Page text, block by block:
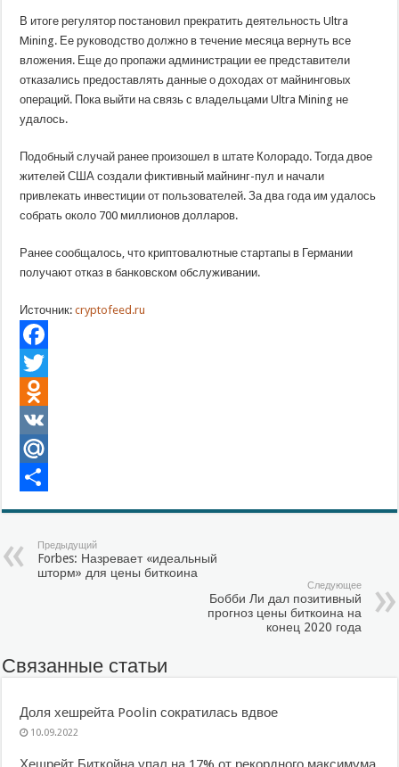
В итоге регулятор постановил прекратить деятельность Ultra
Mining. Ее руководство должно в течение месяца вернуть все
вложения. Еще до пропажи администрации ее представители
отказались предоставлять данные о доходах от майнинговых
операций. Пока выйти на связь с владельцами Ultra Mining не
удалось.
Подобный случай ранее произошел в штате Колорадо. Тогда двое
жителей США создали фиктивный майнинг-пул и начали
привлекать инвестиции от пользователей. За два года им удалось
собрать около 700 миллионов долларов.
Ранее сообщалось, что криптовалютные стартапы в Германии
получают отказ в банковском обслуживании.
Источник: cryptofeed.ru
Facebook
Twitter
Odnoklassniki
VK
Mail.Ru
Предыдущий
Forbes: Назревает «идеальный
шторм» для цены биткоина
Следующее
Бобби Ли дал позитивный
прогноз цены биткоина на
конец 2020 года
Связанные статьи
Доля хешрейта Poolin сократилась вдвое
10.09.2022